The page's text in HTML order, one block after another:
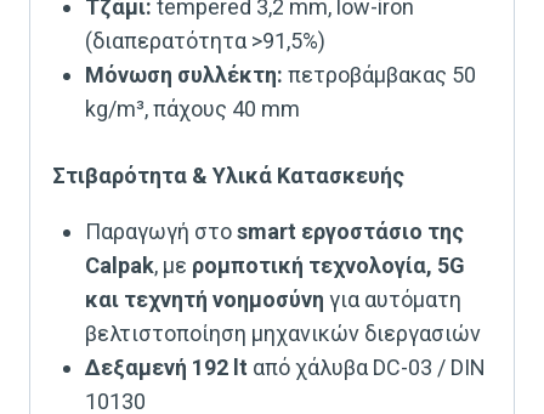
Τζάμι: tempered 3,2 mm, low-iron
(διαπερατότητα >91,5%)
Μόνωση συλλέκτη: πετροβάμβακας 50
kg/m³, πάχους 40 mm
Στιβαρότητα & Υλικά Κατασκευής
Παραγωγή στοsmart εργοστάσιο της
Calpak, με ρομποτική τεχνολογία, 5G
και τεχνητή νοημοσύνη για αυτόματη
βελτιστοποίηση μηχανικών διεργασιών
Δεξαμενή 192 lt από χάλυβα DC-03 / DIN
10130